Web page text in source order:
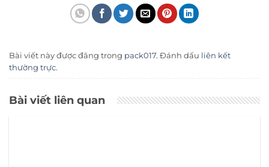
Bài viết này được đăng trong pack017. Đánh dấu liên kết
thường trực.
Bài viết liên quan